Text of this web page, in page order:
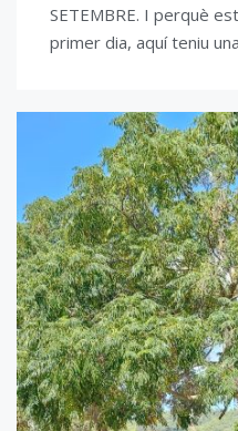
SETEMBRE. I perquè
primer dia, aquí teniu